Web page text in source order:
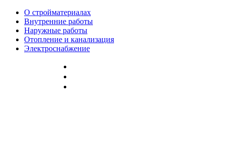
О стройматериалах
Внутренние работы
Наружные работы
Отопление и канализация
Электроснабжение